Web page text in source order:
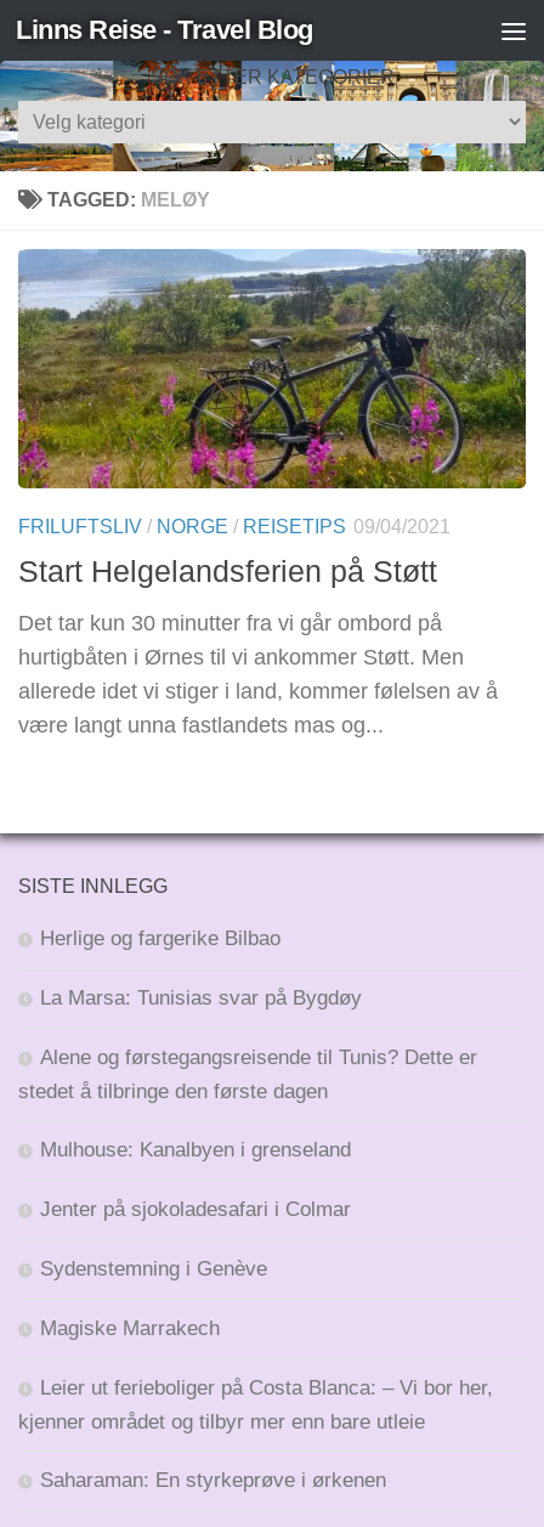
Skip to content
Linns Reise - Travel Blog
SØK ETTER KATEGORIER
Søk
etter
TAGGED: MELØY
FRILUFTSLIV / NORGE / REISETIPS 09/04/2021
Start Helgelandsferien på Støtt
Det tar kun 30 minutter fra vi går ombord på
hurtigbåten i Ørnes til vi ankommer Støtt. Men
allerede idet vi stiger i land, kommer følelsen av å
være langt unna fastlandets mas og...
SISTE INNLEGG
Herlige og fargerike Bilbao
La Marsa: Tunisias svar på Bygdøy
Alene og førstegangsreisende til Tunis? Dette er
stedet å tilbringe den første dagen
Mulhouse: Kanalbyen i grenseland
Jenter på sjokoladesafari i Colmar
Sydenstemning i Genève
Magiske Marrakech
Leier ut ferieboliger på Costa Blanca: – Vi bor her,
kjenner området og tilbyr mer enn bare utleie
Saharaman: En styrkeprøve i ørkenen